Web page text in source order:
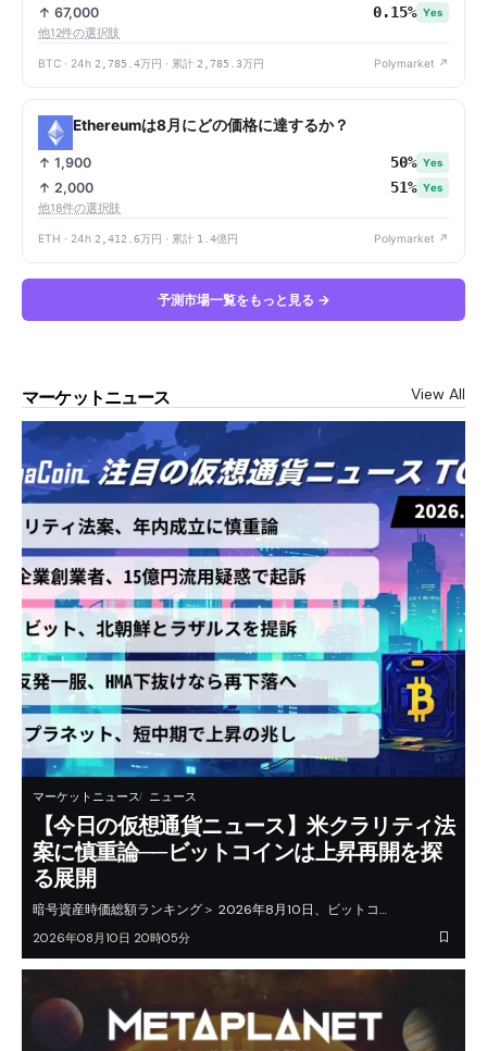
↑ 67,000 0.15% Yes
他12件の選択肢
BTC · 24h 2,785.4万円 · 累計 2,785.3万円 Polymarket ↗
Ethereumは8月にどの価格に達するか？
↑ 1,900 50% Yes
↑ 2,000 51% Yes
他18件の選択肢
ETH · 24h 2,412.6万円 · 累計 1.4億円 Polymarket ↗
予測市場一覧をもっと見る →
マーケットニュース View All
マーケットニュース ニュース
【今日の仮想通貨ニュース】米クラリティ法
案に慎重論──ビットコインは上昇再開を探
る展開
暗号資産時価総額ランキング＞ 2026年8月10日、ビットコ…
2026年08月10日 20時05分